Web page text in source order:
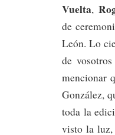
Vuelta,
de
León. Lo
de
mencionar
González,
toda la
visto la luz,